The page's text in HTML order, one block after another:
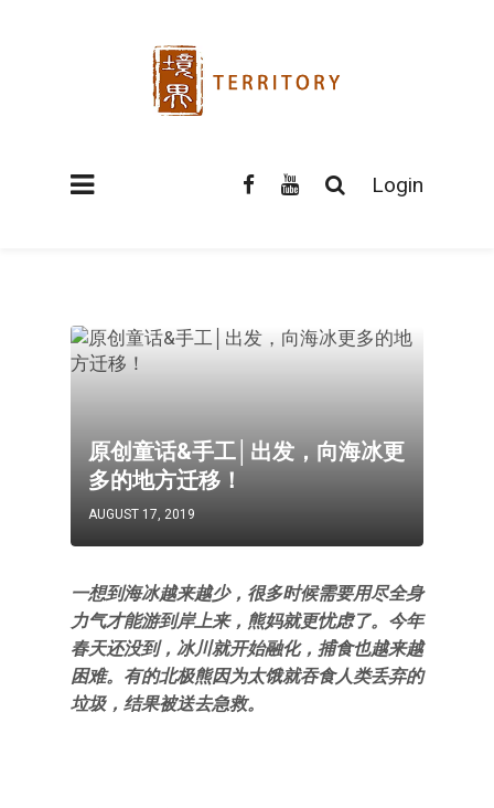
Login
原创童话&手工│出发，向海冰更
多的地方迁移！
AUGUST 17, 2019
一想到海冰越来越少，很多时候需要用尽全身
力气才能游到岸上来，熊妈就更忧虑了。今年
春天还没到，冰川就开始融化，捕食也越来越
困难。有的北极熊因为太饿就吞食人类丢弃的
垃圾，结果被送去急救。